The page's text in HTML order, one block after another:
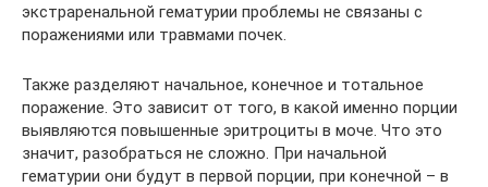
экстраренальной гематурии проблемы не связаны с
поражениями или травмами почек.
Также разделяют начальное, конечное и тотальное
поражение. Это зависит от того, в какой именно порции
выявляются повышенные эритроциты в моче. Что это
значит, разобраться не сложно. При начальной
гематурии они будут в первой порции, при конечной – в